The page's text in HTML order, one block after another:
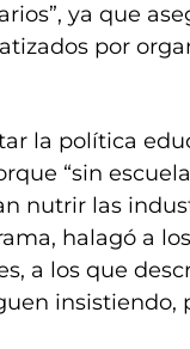
ya que
por
la política
“sin
nutrir las
halagó a
a los que
insistiendo,